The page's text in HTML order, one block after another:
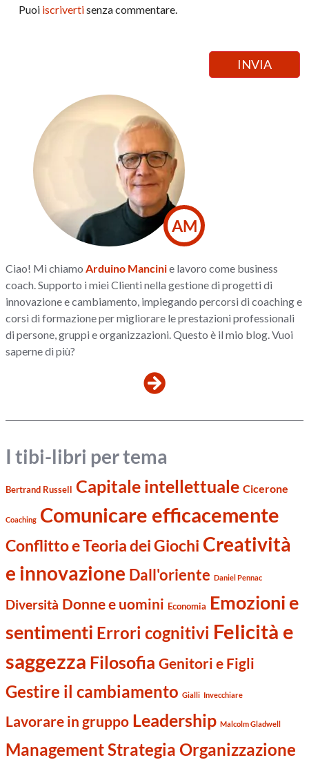
Puoi iscrivertisenza commentare.
AM
Ciao! Mi chiamo Arduino Mancinie lavoro come business
coach. Supporto i miei Clienti nella gestione di progetti di
innovazione e cambiamento, impiegando percorsi di coaching e
corsi di formazione per migliorare le prestazioni professionali
di persone, gruppi e organizzazioni. Questo è il mio blog. Vuoi
saperne di più?
I tibi-libri per tema
Bertrand Russell Capitale intellettuale Cicerone
Coaching Comunicare efficacemente
Conflitto e Teoria dei Giochi Creatività
e innovazione Dall'oriente Daniel Pennac
Diversità Donne e uomini Economia Emozioni e
sentimenti Errori cognitivi Felicità e
saggezza Filosofia Genitori e Figli
Gestire il cambiamento Gialli Invecchiare
Lavorare in gruppo Leadership Malcolm Gladwell
Management Strategia Organizzazione